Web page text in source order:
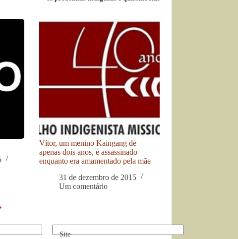
Vítor, um menino Kaingang de
apenas dois anos, é assassinado
enquanto era amamentado pela mãe
31 de dezembro de 2015
Um comentário
Site